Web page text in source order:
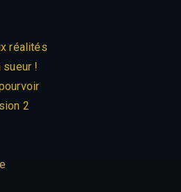
réalités
sueur !
2